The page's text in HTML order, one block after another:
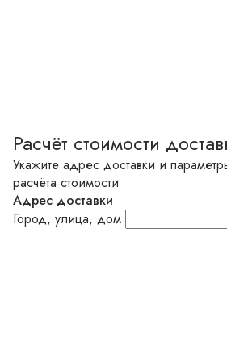
Расчёт стоимости
Укажите адрес доставки и
расчёта стоимости
Адрес доставки
Город, улица, дом